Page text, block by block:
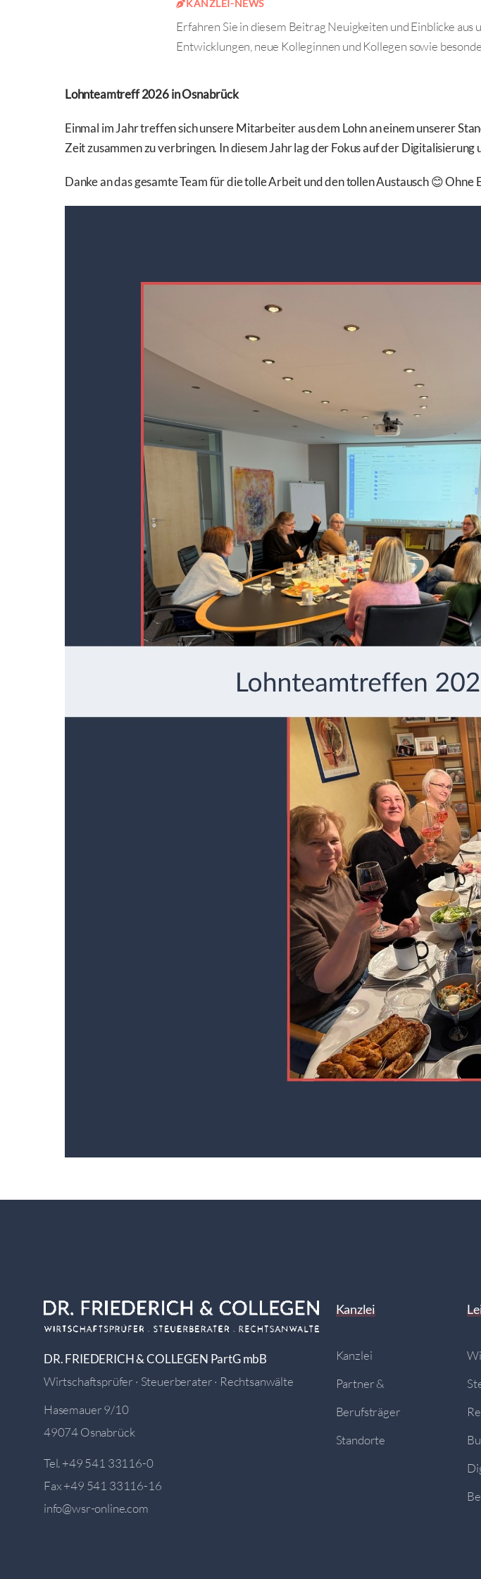
KANZLEI-NEWS
Erfahren Sie in diesem Beitrag Neuigkeiten und Einblicke
Entwicklungen, neue Kolleginnen und Kollegen sowie
Lohnteamtreff 2026 in Osnabrück
Einmal im Jahr treffen sich unsere Mitarbeiter aus dem Lohn an einem unserer
Zeit zusammen zu verbringen. In diesem Jahr lag der Fokus auf der
Danke an das gesamte Team für die tolle Arbeit und den tollen Austausch 😊 Ohne
DR. FRIEDERICH & COLLEGEN PartG mbB
Wirtschaftsprüfer · Steuerberater · Rechtsanwälte
Hasemauer 9/10
49074 Osnabrück
Tel.+49 541 33116-0
Fax +49 541 33116-16
info@wsr-online.com
Kanzlei
Kanzlei
Partner &
Berufsträger
Standorte